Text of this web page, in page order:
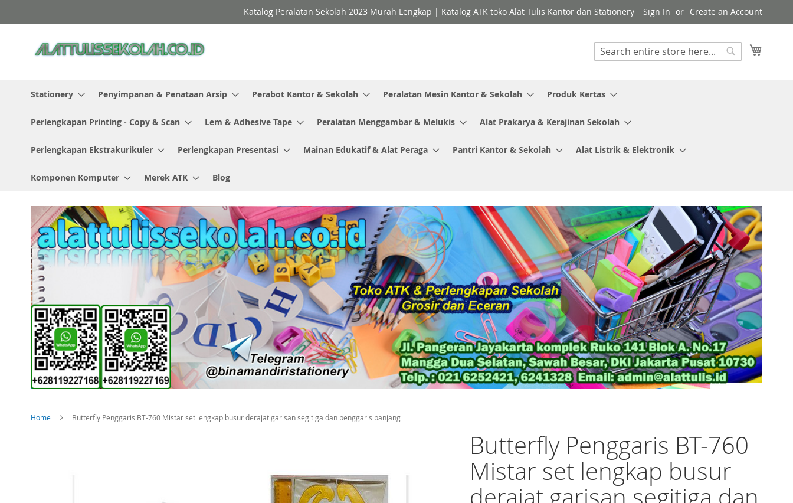
to
Katalog Peralatan Sekolah 2023 Murah Lengkap | Katalog ATK toko Alat Tulis Kantor dan Stationery Sign In Create an Account
Search
Stationery Penyimpanan & Penataan Arsip Perabot Kantor & Sekolah Peralatan Mesin Kantor & Sekolah Produk Kertas
Perlengkapan Printing - Copy & Scan Lem & Adhesive Tape Peralatan Menggambar & Melukis Alat Prakarya & Kerajinan Sekolah
Perlengkapan Ekstrakurikuler Perlengkapan Presentasi Mainan Edukatif & Alat Peraga Pantri Kantor & Sekolah Alat Listrik & Elektronik
Komponen Komputer Merek ATK Blog
Home Butterfly Penggaris BT-760 Mistar set lengkap busur derajat garisan segitiga dan penggaris panjang
Butterfly Penggaris BT-760
Mistar set lengkap busur